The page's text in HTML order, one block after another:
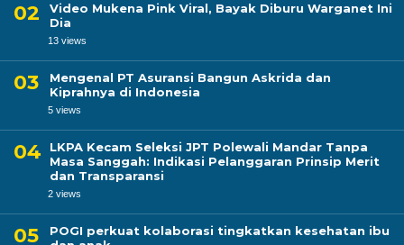
Video Mukena Pink Viral, Bayak Diburu Warganet Ini
Dia
13 views
Mengenal PT Asuransi Bangun Askrida dan
Kiprahnya di Indonesia
5 views
LKPA Kecam Seleksi JPT Polewali Mandar Tanpa
Masa Sanggah: Indikasi Pelanggaran Prinsip Merit
dan Transparansi
2 views
POGI perkuat kolaborasi tingkatkan kesehatan ibu